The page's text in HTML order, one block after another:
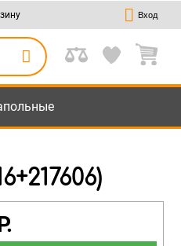
Вход